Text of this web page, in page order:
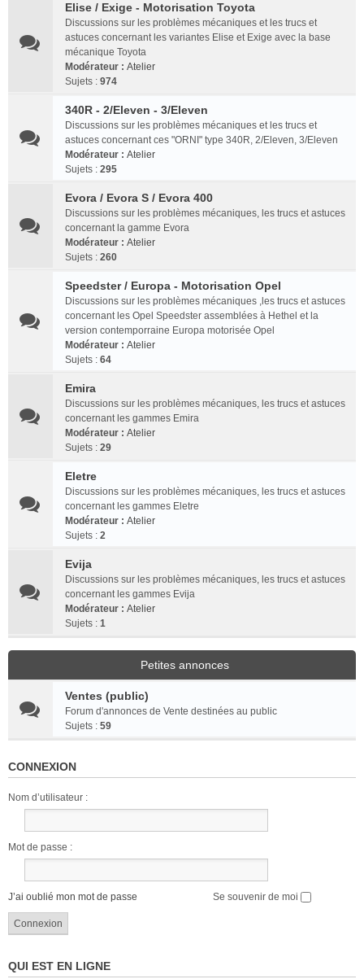
Elise / Exige - Motorisation Toyota
Discussions sur les problèmes mécaniques et les trucs et
astuces concernant les variantes Elise et Exige avec la base
mécanique Toyota
Modérateur : Atelier
Sujets : 974
340R - 2/Eleven - 3/Eleven
Discussions sur les problèmes mécaniques et les trucs et
astuces concernant ces "ORNI" type 340R, 2/Eleven, 3/Eleven
Modérateur : Atelier
Sujets : 295
Evora / Evora S / Evora 400
Discussions sur les problèmes mécaniques, les trucs et astuces
concernant la gamme Evora
Modérateur : Atelier
Sujets : 260
Speedster / Europa - Motorisation Opel
Discussions sur les problèmes mécaniques ,les trucs et astuces
concernant les Opel Speedster assemblées à Hethel et la
version contemporraine Europa motorisée Opel
Modérateur : Atelier
Sujets : 64
Emira
Discussions sur les problèmes mécaniques, les trucs et astuces
concernant les gammes Emira
Modérateur : Atelier
Sujets : 29
Eletre
Discussions sur les problèmes mécaniques, les trucs et astuces
concernant les gammes Eletre
Modérateur : Atelier
Sujets : 2
Evija
Discussions sur les problèmes mécaniques, les trucs et astuces
concernant les gammes Evija
Modérateur : Atelier
Sujets : 1
Petites annonces
Ventes (public)
Forum d'annonces de Vente destinées au public
Sujets : 59
CONNEXION
Nom d’utilisateur :
Mot de passe :
J’ai oublié mon mot de passe Se souvenir de moi
QUI EST EN LIGNE